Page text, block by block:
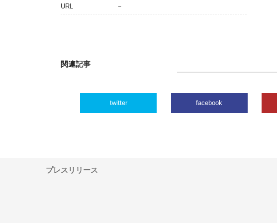
URL －
関連記事
twitter facebook
プレスリリース